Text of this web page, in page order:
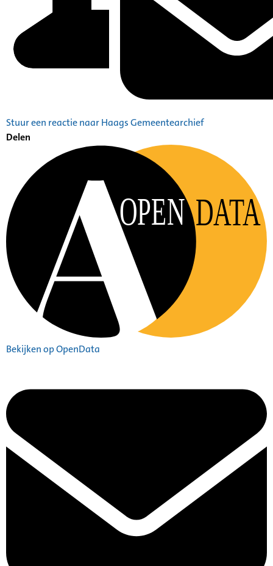
Stuur een reactie naar Haags Gemeentearchief
Delen
OPEN DATA
Bekijken op OpenData